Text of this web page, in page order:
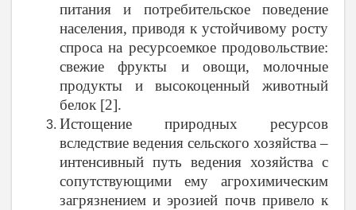
питания и потребительское поведение
населения, приводя к устойчивому росту
спроса на ресурсоемкое продовольствие:
свежие фрукты и овощи, молочные
продукты и высокоценный животный
белок [2].
Истощение природных ресурсов
вследствие ведения сельского хозяйства –
интенсивный путь ведения хозяйства с
сопутствующими ему агрохимическим
загрязнением и эрозией почв привело к